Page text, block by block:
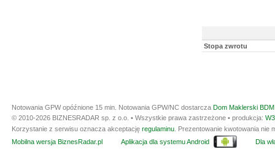
Stopa zwrotu
Notowania GPW opóźnione 15 min. Notowania GPW/NC dostarcza Dom Maklerski
© 2010-2026 BIZNESRADAR sp. z o.o. • Wszystkie prawa zastrzeżone • produkcja:
Korzystanie z serwisu oznacza akceptację regulaminu . Prezentowanie kwotowania
Mobilna wersja BiznesRadar.pl
Aplikacja dla systemu Android Dla